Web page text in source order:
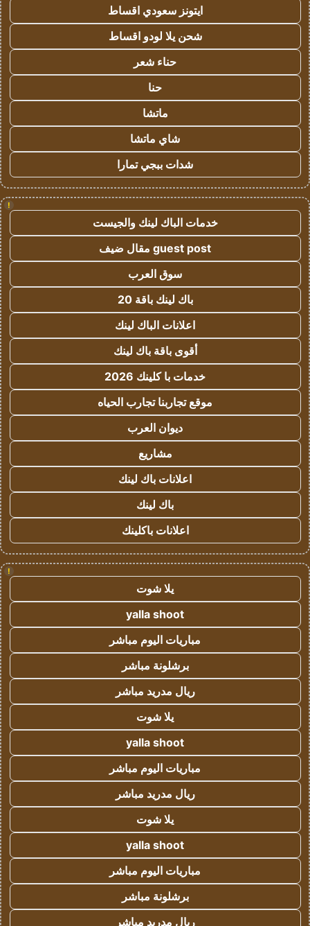
ايتونز سعودي اقساط
شحن يلا لودو اقساط
حناء شعر
حنا
ماتشا
شاي ماتشا
شدات ببجي تمارا
!
خدمات الباك لينك والجيست
guest post مقال ضيف
سوق العرب
باك لينك باقة 20
اعلانات الباك لينك
أقوى باقة باك لينك
خدمات با كلينك 2026
موقع تجاربنا تجارب الحياه
ديوان العرب
مشاريع
اعلانات باك لينك
باك لينك
اعلانات باكلينك
!
يلا شوت
yalla shoot
مباريات اليوم مباشر
برشلونة مباشر
ريال مدريد مباشر
يلا شوت
yalla shoot
مباريات اليوم مباشر
ريال مدريد مباشر
يلا شوت
yalla shoot
مباريات اليوم مباشر
برشلونة مباشر
ريال مدريد مباشر